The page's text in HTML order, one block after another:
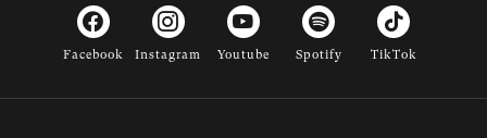
Facebook Instagram Youtube Spotify TikTok